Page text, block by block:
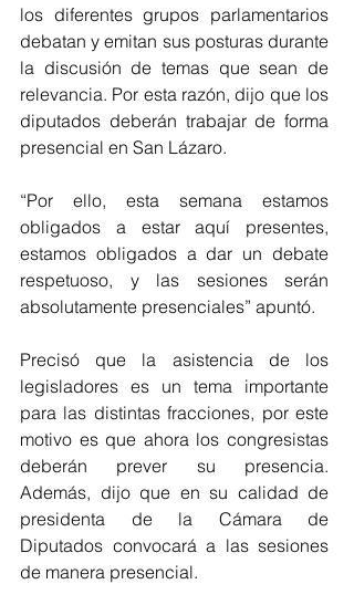
los diferentes grupos parlamentarios
debatan y emitan sus posturas durante
la discusión de temas que sean de
relevancia. Por esta razón, dijo que los
diputados deberán trabajar de forma
presencial en San Lázaro.
“Por ello, esta semana estamos
obligados a estar aquí presentes,
estamos obligados a dar un debate
respetuoso, y las sesiones serán
absolutamente presenciales” apuntó.
Precisó que la asistencia de los
legisladores es un tema importante
para las distintas fracciones, por este
motivo es que ahora los congresistas
deberán prever su presencia.
Además, dijo que en su calidad de
presidenta de la Cámara de
Diputados convocará a las sesiones
de manera presencial.